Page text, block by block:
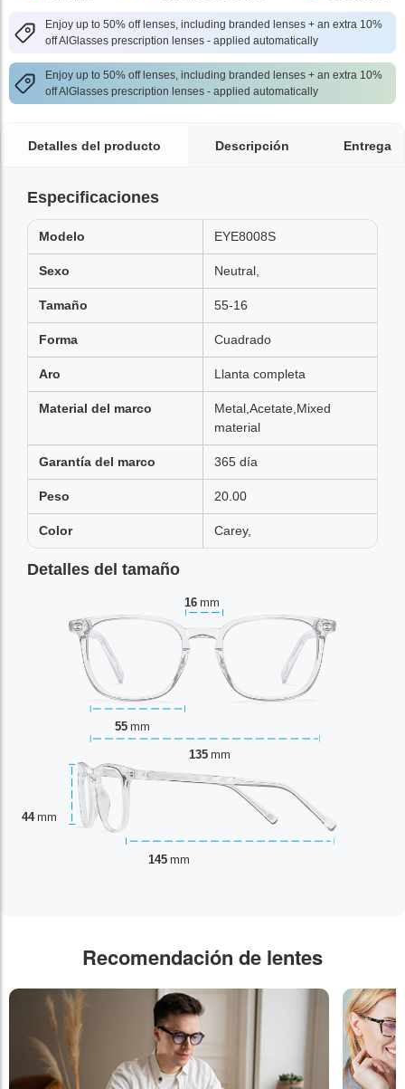
Enjoy up to 50% off lenses, including branded lenses + an extra 10%
off AlGlasses prescription lenses - applied automatically
Enjoy up to 50% off lenses, including branded lenses + an extra 10%
off AlGlasses prescription lenses - applied automatically
Detalles del producto Descripción Entrega
Especificaciones
Modelo EYE8008S
Sexo Neutral,
Tamaño 55-16
Forma Cuadrado
Aro Llanta completa
Material del marco
Metal,Acetate,Mixed
material
Garantía del marco 365 día
Peso 20.00
Color Carey,
Detalles del tamaño
16 mm
55 mm
44 mm
135 mm
145 mm
Recomendación de lentes